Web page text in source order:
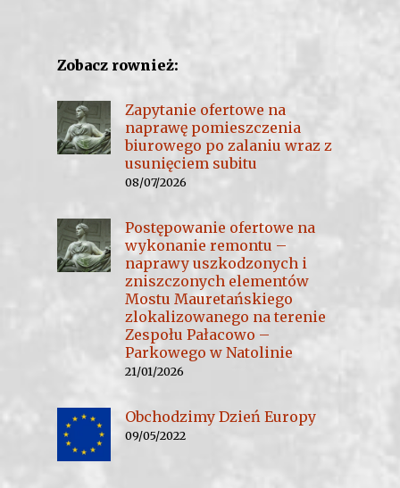
Zobacz rownież:
Zapytanie ofertowe na
naprawę pomieszczenia
biurowego po zalaniu wraz z
usunięciem subitu
08/07/2026
Postępowanie ofertowe na
wykonanie remontu –
naprawy uszkodzonych i
zniszczonych elementów
Mostu Mauretańskiego
zlokalizowanego na terenie
Zespołu Pałacowo –
Parkowego w Natolinie
21/01/2026
Obchodzimy Dzień Europy
09/05/2022